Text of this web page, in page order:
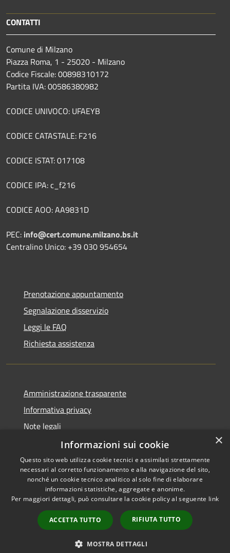
CONTATTI
Comune di Milzano
Piazza Roma, 1 - 25020 - Milzano
Codice Fiscale: 00898310172
Partita IVA: 00586380982
CODICE UNIVOCO: UFAEYB
CODICE CATASTALE: F216
CODICE ISTAT: 017108
CODICE IPA: c_f216
CODICE AOO: AA9831D
PEC: info@cert.comune.milzano.bs.it
Centralino Unico: +39 030 954654
Prenotazione appuntamento
Segnalazione disservizio
Leggi le FAQ
Richiesta assistenza
Amministrazione trasparente
Informativa privacy
Note legali
Dichiarazione di accessibilità
RSS
Accessibilità
Copyright © 2026 • Comune di
Municipium•
Accesso
redazione
×
Informazioni sui cookie
Questo sito web utilizza cookie tecnici e assimilati strettamente
necessari al corretto funzionamento e alla navigazione del sito,
nonché un cookie tecnico analitico al solo fine di elaborare
informazioni statistiche, aggregate e anonime.
Per maggiori dettagli, può consultare la cookie policy al seguente link
ACCETTA TUTTO RIFIUTA TUTTO
MOSTRA DETTAGLI